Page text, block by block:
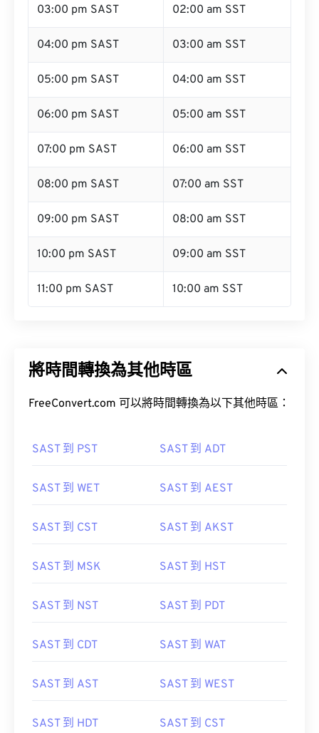
03:00 pm SAST 02:00 am SST
04:00 pm SAST 03:00 am SST
05:00 pm SAST 04:00 am SST
06:00 pm SAST 05:00 am SST
07:00 pm SAST 06:00 am SST
08:00 pm SAST 07:00 am SST
09:00 pm SAST 08:00 am SST
10:00 pm SAST 09:00 am SST
11:00 pm SAST 10:00 am SST
將時間轉換為其他時區
FreeConvert.com 可以將時間轉換為以下其他時區：
SAST 到 PST SAST 到 ADT
SAST 到 WET SAST 到 AEST
SAST 到 CST SAST 到 AKST
SAST 到 MSK SAST 到 HST
SAST 到 NST SAST 到 PDT
SAST 到 CDT SAST 到 WAT
SAST 到 AST SAST 到 WEST
SAST 到 HDT SAST 到 CST